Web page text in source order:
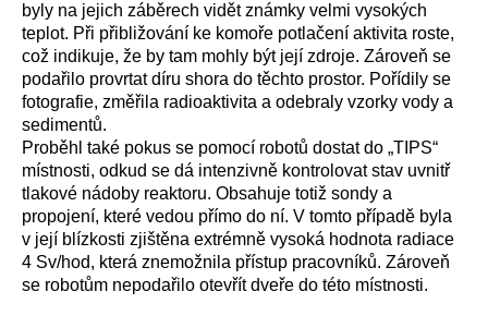
byly na jejich záběrech vidět známky velmi vysokých
teplot. Při přibližování ke komoře potlačení aktivita roste,
což indikuje, že by tam mohly být její zdroje. Zároveň se
podařilo provrtat díru shora do těchto prostor. Pořídily se
fotografie, změřila radioaktivita a odebraly vzorky vody a
sedimentů.
Proběhl také pokus se pomocí robotů dostat do „TIPS“
místnosti, odkud se dá intenzivně kontrolovat stav uvnitř
tlakové nádoby reaktoru. Obsahuje totiž sondy a
propojení, které vedou přímo do ní. V tomto případě byla
v její blízkosti zjištěna extrémně vysoká hodnota radiace
4 Sv/hod, která znemožnila přístup pracovníků. Zároveň
se robotům nepodařilo otevřít dveře do této místnosti.